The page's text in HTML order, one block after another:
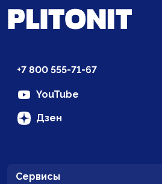
+7 800 555-71-67
YouTube
Дзен
Сервисы